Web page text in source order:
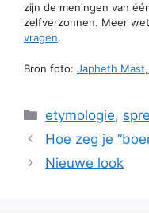
zijn de meningen van
zelfverzonnen. Meer
vragen.
Bron foto: Japheth
Categorieën
etymologie,
Hoe zeg je
Nieuwe look